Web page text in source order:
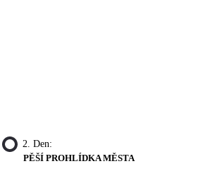
2. Den:
PĚŠÍ PROHLÍDKA MĚSTA